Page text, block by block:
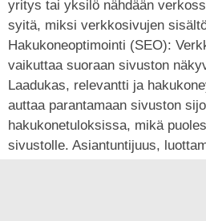
yritys tai yksilö nähdään
syitä, miksi verkkosivujen
Hakukoneoptimointi (SEO):
vaikuttaa suoraan sivuston
Laadukas, relevantti ja
auttaa parantamaan sivuston
hakukonetuloksissa, mikä
sivustolle. Asiantuntijuus,